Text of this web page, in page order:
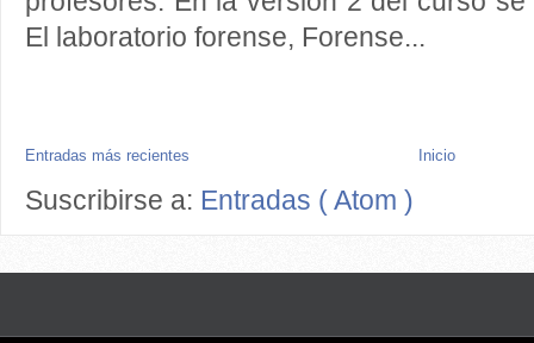
El laboratorio forense, Forense...
Entradas más recientes Inicio
Suscribirse a: Entradas ( Atom )